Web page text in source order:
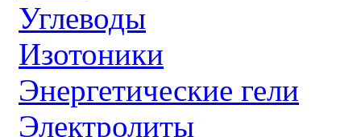
Углеводы
Изотоники
Энергетические гели
Электролиты